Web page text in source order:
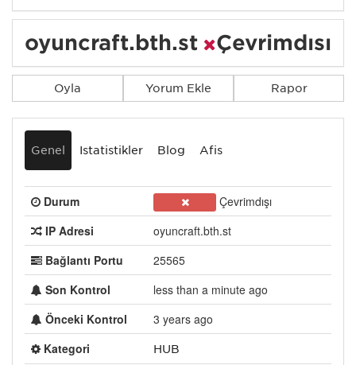
oyuncraft.bth.st Çevrimdışı
Oyla Yorum Ekle Rapor
Genel İstatistikler Blog Afiş
Durum
Çevrimdışı
IP Adresi
oyuncraft.bth.st
Bağlantı Portu
25565
Son Kontrol
less than a minute ago
Önceki Kontrol
3 years ago
Kategori
HUB